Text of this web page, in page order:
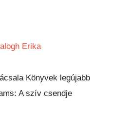
Erika
Könyvek legújabb
A szív csendje